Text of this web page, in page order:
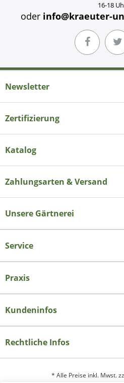
16-18
oder info@kraeuter-
Newsletter
Zertifizierung
Katalog
Zahlungsarten & Versand
Unsere Gärtnerei
Service
Praxis
Kundeninfos
Rechtliche Infos
* Alle Preise inkl. Mwst.